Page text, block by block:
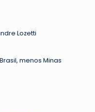
Lozetti
menos Minas